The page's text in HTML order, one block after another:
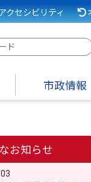
クセシビリティ
市政情報
お知らせ